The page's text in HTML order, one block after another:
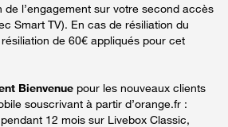
de l’engagement sur votre second accès
Smart TV). En cas de résiliation du
de 60€ appliqués pour cet
Bienvenue pour les nouveaux clients
souscrivant à partir d’orange.fr :
12 mois sur Livebox Classic,